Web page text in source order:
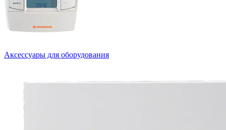
Аксессуары для оборудования